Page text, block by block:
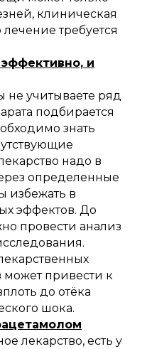
клиническая
требуется
и
не учитываете ряд
подбирается
знать
надо в
определенные
избежать в
эффектов. До
провести анализ
может привести к
до отёка
шока.
лекарство, есть у